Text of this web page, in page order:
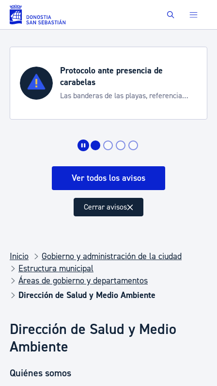
Saltar al contenido principal Buscar
Protocolo ante presencia de
carabelas
Las banderas de las playas, referencia
Ver todos los avisos
Cerrar avisos
Inicio
Gobierno y administración de la ciudad
Estructura municipal
Áreas de gobierno y departamentos
Dirección de Salud y Medio Ambiente
Dirección de Salud y Medio
Ambiente
Quiénes somos